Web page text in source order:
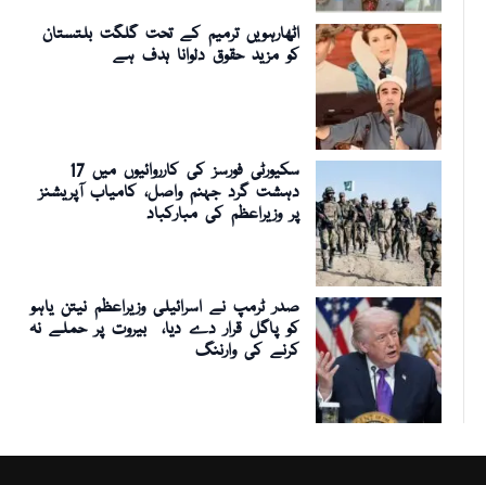
اٹھارہویں ترمیم کے تحت گلگت بلتستان
کو مزید حقوق دلوانا ہدف ہے
سکیورٹی فورسز کی کارروائیوں میں 17
دہشت گرد جہنم واصل، کامیاب آپریشنز
پر وزیراعظم کی مبارکباد
صدر ٹرمپ نے اسرائیلی وزیراعظم نیتن یاہو
کو پاگل قرار دے دیا، بیروت پر حملے نہ
کرنے کی وارننگ